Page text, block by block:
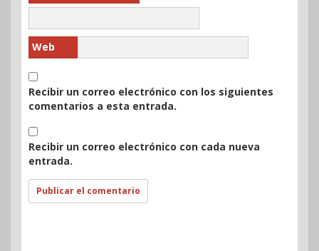
Web
Recibir un correo electrónico con los siguientes
comentarios a esta entrada.
Recibir un correo electrónico con cada nueva
entrada.